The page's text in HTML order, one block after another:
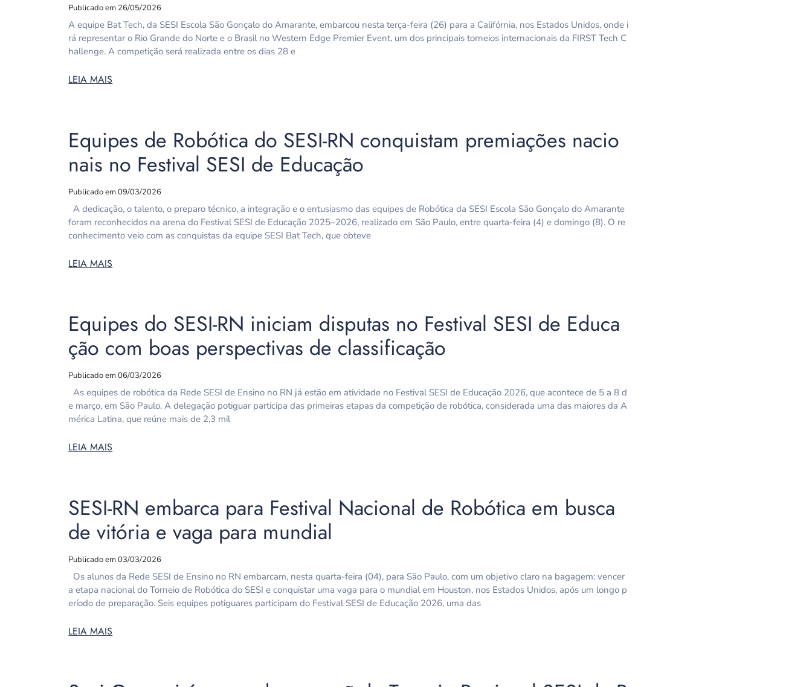
Publicado em 26/05/2026
A equipe Bat Tech, da SESI Escola São Gonçalo do Amarante, embarcou nesta terça-feira (26) para a Califórnia, nos Estados Unidos, onde i
rá representar o Rio Grande do Norte e o Brasil no Western Edge Premier Event, um dos principais torneios internacionais da FIRST Tech C
hallenge. A competição será realizada entre os dias 28 e
LEIA MAIS
Equipes de Robótica do SESI-RN conquistam premiações nacio
nais no Festival SESI de Educação
Publicado em 09/03/2026
A dedicação, o talento, o preparo técnico, a integração e o entusiasmo das equipes de Robótica da SESI Escola São Gonçalo do Amarante
foram reconhecidos na arena do Festival SESI de Educação 2025–2026, realizado em São Paulo, entre quarta-feira (4) e domingo (8). O re
conhecimento veio com as conquistas da equipe SESI Bat Tech, que obteve
LEIA MAIS
Equipes do SESI-RN iniciam disputas no Festival SESI de Educa
ção com boas perspectivas de classificação
Publicado em 06/03/2026
As equipes de robótica da Rede SESI de Ensino no RN já estão em atividade no Festival SESI de Educação 2026, que acontece de 5 a 8 d
e março, em São Paulo. A delegação potiguar participa das primeiras etapas da competição de robótica, considerada uma das maiores da A
mérica Latina, que reúne mais de 2,3 mil
LEIA MAIS
SESI-RN embarca para Festival Nacional de Robótica em busca
de vitória e vaga para mundial
Publicado em 03/03/2026
Os alunos da Rede SESI de Ensino no RN embarcam, nesta quarta-feira (04), para São Paulo, com um objetivo claro na bagagem: vencer
a etapa nacional do Torneio de Robótica do SESI e conquistar uma vaga para o mundial em Houston, nos Estados Unidos, após um longo p
eríodo de preparação. Seis equipes potiguares participam do Festival SESI de Educação 2026, uma das
LEIA MAIS